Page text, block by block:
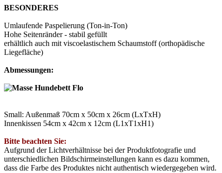
BESONDERES
Umlaufende Paspelierung (Ton-in-Ton)
Hohe Seitenränder - stabil gefüllt
erhältlich auch mit viscoelastischem Schaumstoff (orthopädische
Liegefläche)
Abmessungen:
Small: Außenmaß 70cm x 50cm x 26cm (LxTxH)
Innenkissen 54cm x 42cm x 12cm (L1xT1xH1)
Bitte beachten Sie:
Aufgrund der Lichtverhältnisse bei der Produktfotografie und
unterschiedlichen Bildschirmeinstellungen kann es dazu kommen,
dass die Farbe des Produktes nicht authentisch wiedergegeben wird.